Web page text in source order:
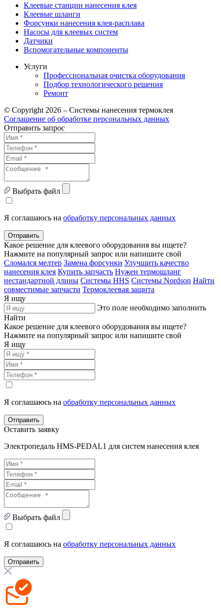
Клеевые станции нанесения клея
Клеевые шланги
Форсунки нанесения клея-расплава
Насосы для клеевых систем
Датчики
Вспомогательные компоненты
Услуги
Профессиональная очистка оборудования
Подбор технологического решения
Ремонт
© Copyright 2026 – Системы нанесения термоклея
Соглашение об обработке персональных данных
Отправить запрос
Выбрать файл
Я соглашаюсь на обработку персональных данных
Отправить
Какое решение для клеевого оборудования вы ищете?
Нажмите на популярный запрос или напишите свой
Сломался мелтер Замена форсунки Улучшить качество
нанесения клея Купить запчасть Нужен термошланг
нестандартной длины Системы HHS Системы Nordson Найти
совместимые запчасти Термоклеевая защита
Я ищу
Это поле необходимо заполнить
Найти
Какое решение для клеевого оборудования вы ищете?
Нажмите на популярный запрос или напишите свой
Я ищу
Я соглашаюсь на обработку персональных данных
Отправить
Оставить заявку
Электропедаль HMS-PEDAL1 для систем нанесения клея
Выбрать файл
Я соглашаюсь на обработку персональных данных
Отправить